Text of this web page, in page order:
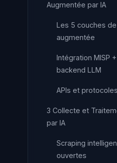
Augmentée par IA
Les 5 couches
augmentée
Intégration MISP
backend LLM
APIs et
3 Collecte et
par IA
Scraping
ouvertes